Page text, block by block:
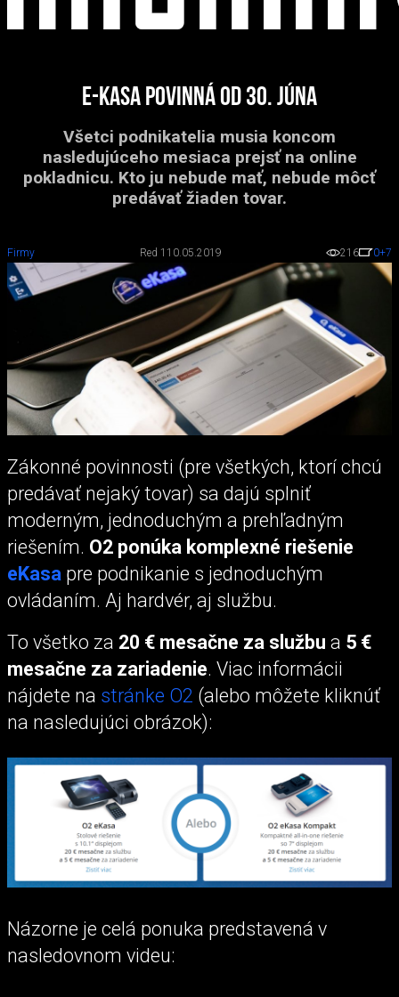
e-Kasa povinná od 30. júna
Všetci podnikatelia musia koncom
nasledujúceho mesiaca prejsť na online
pokladnicu. Kto ju nebude mať, nebude môcť
predávať žiaden tovar.
Firmy Red 1 10.05.2019 216 0+7
Zákonné povinnosti (pre všetkých, ktorí chcú
predávať nejaký tovar) sa dajú splniť
moderným, jednoduchým a prehľadným
riešením. O2 ponúka komplexné riešenie
eKasa pre podnikanie s jednoduchým
ovládaním. Aj hardvér, aj službu.
To všetko za 20 € mesačne za službu a 5 €
mesačne za zariadenie. Viac informácii
nájdete na stránke O2 (alebo môžete kliknúť
na nasledujúci obrázok):
Názorne je celá ponuka predstavená v
nasledovnom videu: